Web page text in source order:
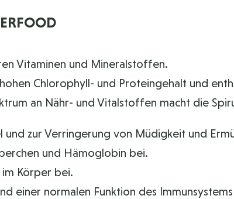
Vitaminen und Mineralstoffen.
Chlorophyll- und Proteingehalt und
an Nähr- und Vitalstoffen macht die
zur Verringerung von Müdigkeit und
und Hämoglobin bei.
Körper bei.
einer normalen Funktion des